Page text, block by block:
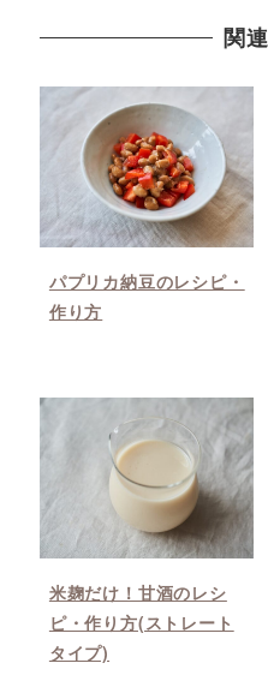
関
パプリカ納豆のレシピ・
作り方
米麹だけ！甘酒のレシ
ピ・作り方(ストレート
タイプ)